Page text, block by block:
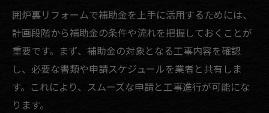
囲炉裏リフォームで補助金を上手に活用するためには、
計画段階から補助金の条件や流れを把握しておくことが
重要です。まず、補助金の対象となる工事内容を確認
し、必要な書類や申請スケジュールを業者と共有しま
す。これにより、スムーズな申請と工事進行が可能にな
ります。